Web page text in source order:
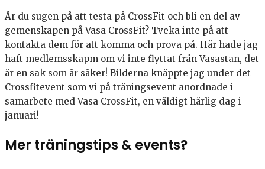
Är du sugen på att testa på CrossFit och bli en del av
gemenskapen på Vasa CrossFit? Tveka inte på att
kontakta dem för att komma och prova på. Här hade jag
haft medlemsskapm om vi inte flyttat från Vasastan, det
är en sak som är säker! Bilderna knäppte jag under det
Crossfitevent som vi på träningsevent anordnade i
samarbete med Vasa CrossFit, en väldigt härlig dag i
januari!
Mer träningstips & events?